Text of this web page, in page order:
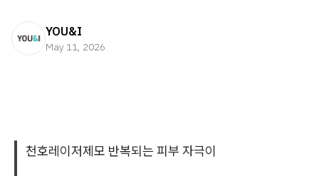
YOU&I
May 11, 2026
천호레이저제모 반복되는 피부 자극이